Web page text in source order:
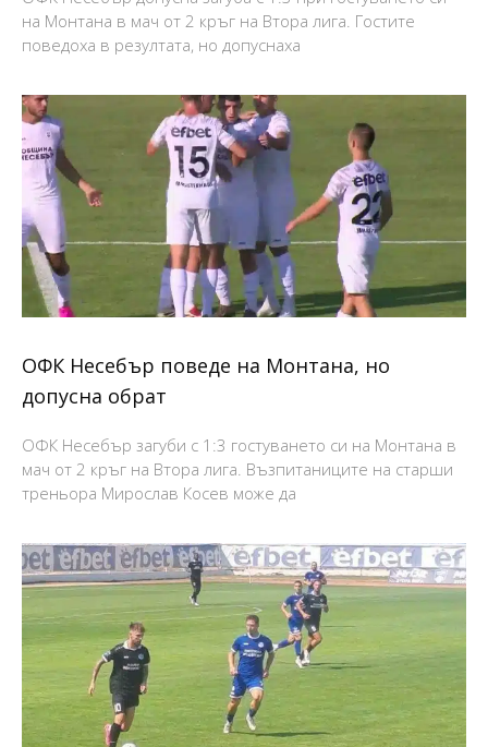
на Монтана в мач от 2 кръг на Втора лига. Гостите
поведоха в резултата, но допуснаха
ОФК Несебър поведе на Монтана, но
допусна обрат
ОФК Несебър загуби с 1:3 гостуването си на Монтана в
мач от 2 кръг на Втора лига. Възпитаниците на старши
треньора Мирослав Косев може да